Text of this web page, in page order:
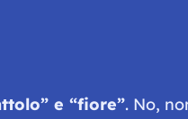
e “fiore”. No,